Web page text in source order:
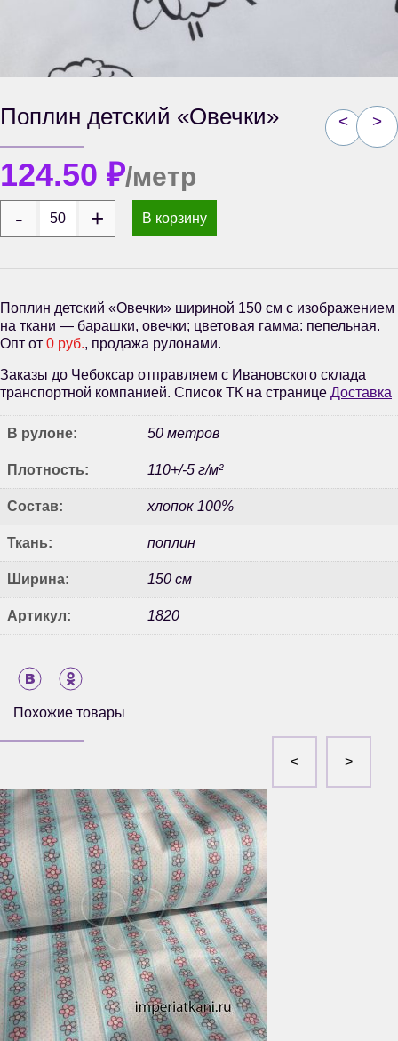
< >
Поплин детский «Овечки»
124.50 ₽/метр
В корзину
Поплин детский «Овечки» шириной 150 см с изображением
на ткани — барашки, овечки; цветовая гамма: пепельная.
Опт от 0 руб., продажа рулонами.
Заказы до Чебоксар отправляем с Ивановского склада
транспортной компанией. Список ТК на странице Доставка
В рулоне: 50 метров
Плотность: 110+/-5 г/м²
Состав: хлопок 100%
Ткань: поплин
Ширина: 150 см
Артикул: 1820
Похожие товары